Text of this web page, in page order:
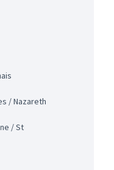
/ Nazareth